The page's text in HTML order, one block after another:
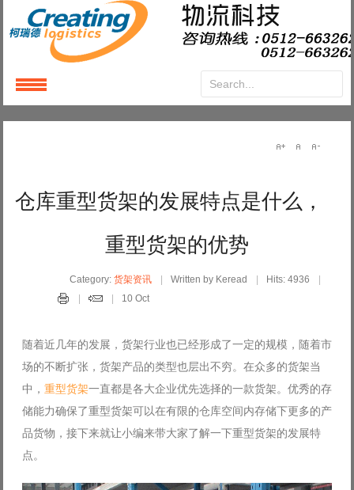
仓库重型货架的发展特点是什么，
重型货架的优势
Category:货架资讯 Written by Keread
Hits: 4936
10 Oct
随着近几年的发展，货架行业也已经形成了一定的规模，随着市
场的不断扩张，货架产品的类型也层出不穷。在众多的货架当
中， 重型货架一直都是各大企业优先选择的一款货架。优秀的存
储能力确保了重型货架可以在有限的仓库空间内存储下更多的产
品货物，接下来就让小编来带大家了解一下重型货架的发展特
点。
LoginorRegister
Remember Me
Log in with Facebook
Forgot your password?
Forgot your username?